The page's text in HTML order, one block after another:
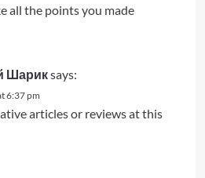
all the points you made
Шарикsays:
6:37 pm
articles or reviews at this